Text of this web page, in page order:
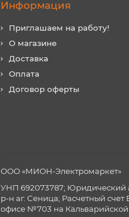
Информация
Приглашаем на работу!
О магазине
Доставка
Оплата
Договор оферты
ООО «МИОН-Электромаркет»
УНП 692073787; Юридический
р-н аг. Сеница; Расчетный
офисе №703 на